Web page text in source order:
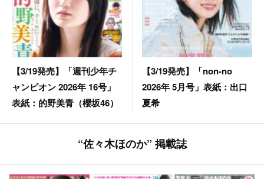
【3/19発売】「週刊少年チ
ャンピオン 2026年 16号」
表紙：的野美青（櫻坂46）
【3/19発売】「non-no
2026年 5月号」表紙：出口
夏希
“佐々木ほのか” 掲載誌